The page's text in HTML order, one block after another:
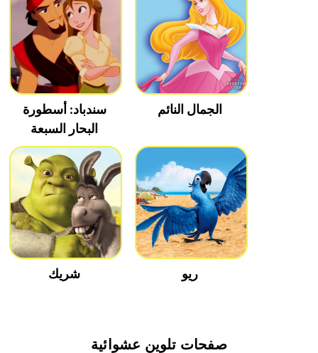
سندباد: أسطورة
البحار السبعة
الجمال النائم
شريك ريو
صفحات تلوين عشوائية